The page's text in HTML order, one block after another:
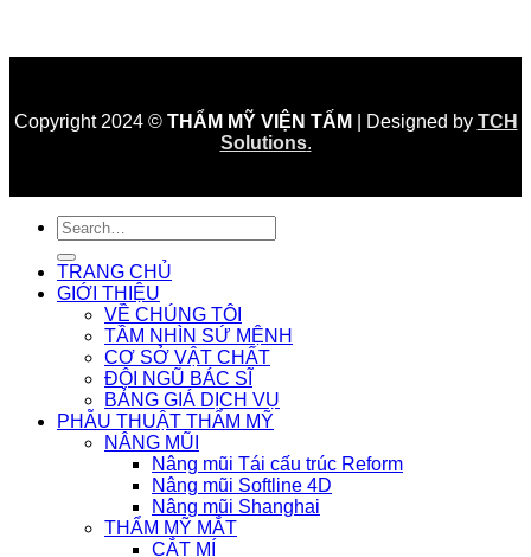
Copyright 2024 © THẨM MỸ VIỆN TẤM | Designed by TCH
Solutions.
TRANG CHỦ
GIỚI THIỆU
VỀ CHÚNG TÔI
TẦM NHÌN SỨ MỆNH
CƠ SỞ VẬT CHẤT
ĐỘI NGŨ BÁC SĨ
BẢNG GIÁ DỊCH VỤ
PHẪU THUẬT THẨM MỸ
NÂNG MŨI
Nâng mũi Tái cấu trúc Reform
Nâng mũi Softline 4D
Nâng mũi Shanghai
THẨM MỸ MẮT
CẮT MÍ